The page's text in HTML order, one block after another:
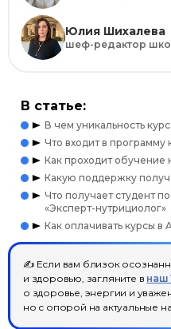
Юлия Шихалева
шеф-редактор
В статье:
В чем уникальность
Что входит в программу
Как проходит обучение
Какую поддержку
Что получает студент
«Эксперт-нутрициолог»
Как оплачивать курсы в
✍ Если вам близок
и здоровью, загляните в наш
о здоровье, энергии и
но с опорой на актуальные